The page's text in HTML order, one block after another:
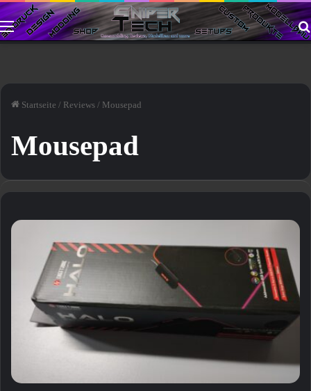
Menü
Startseite / Reviews / Mousepad
Mousepad